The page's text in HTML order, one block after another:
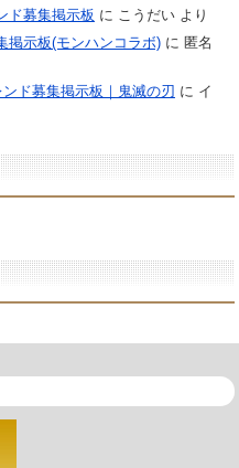
ド募集掲示板 に こうだいより
掲示板(モンハンコラボ)に 匿名
ド募集掲示板｜鬼滅の刃 に イ